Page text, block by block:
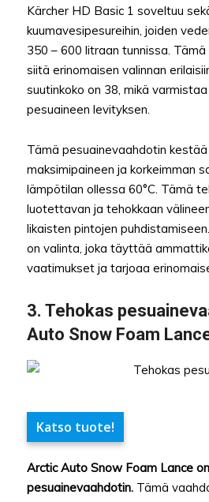
Kärcher HD Basic 1 soveltuu
kuumavesipesureihin, joiden
350 – 600 litraan tunnissa.
siitä erinomaisen valinnan
suutinkoko on 38, mikä
pesuaineen levityksen.
Tämä pesuainevaahdotin
maksimipaineen ja korkeimman
lämpötilan ollessa 60°C. Tämä
luotettavan ja tehokkaan
likaisten pintojen
on valinta, joka täyttää
vaatimukset ja tarjoaa
3. Tehokas
Auto Snow Foam
Katso tuote!
Arctic Auto Snow Foam Lance
pesuainevaahdotin. Tämä